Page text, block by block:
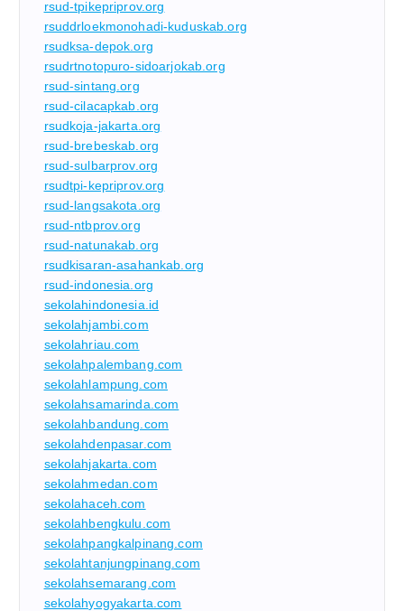
rsud-tpikepriprov.org
rsuddrloekmonohadi-kuduskab.org
rsudksa-depok.org
rsudrtnotopuro-sidoarjokab.org
rsud-sintang.org
rsud-cilacapkab.org
rsudkoja-jakarta.org
rsud-brebeskab.org
rsud-sulbarprov.org
rsudtpi-kepriprov.org
rsud-langsakota.org
rsud-ntbprov.org
rsud-natunakab.org
rsudkisaran-asahankab.org
rsud-indonesia.org
sekolahindonesia.id
sekolahjambi.com
sekolahriau.com
sekolahpalembang.com
sekolahlampung.com
sekolahsamarinda.com
sekolahbandung.com
sekolahdenpasar.com
sekolahjakarta.com
sekolahmedan.com
sekolahaceh.com
sekolahbengkulu.com
sekolahpangkalpinang.com
sekolahtanjungpinang.com
sekolahsemarang.com
sekolahyogyakarta.com